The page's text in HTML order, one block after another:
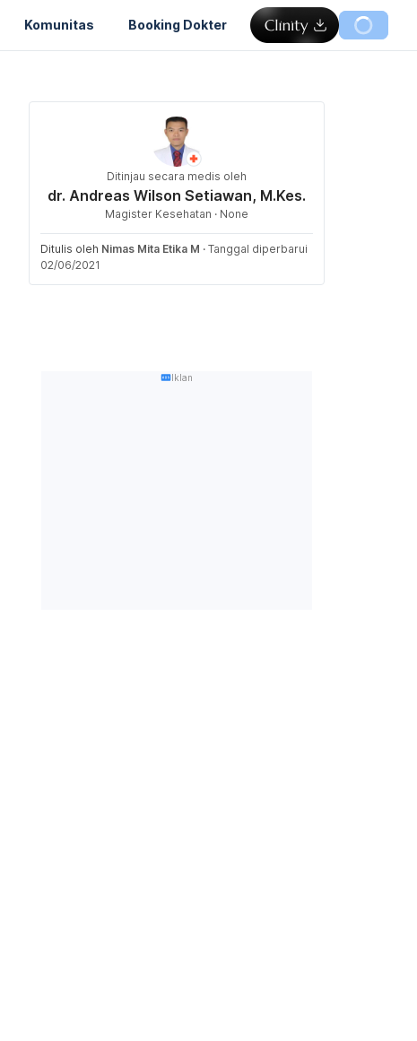
Komunitas Booking Dokter
Ditinjau secara medis oleh
dr. Andreas Wilson Setiawan, M.Kes.
Magister Kesehatan · None
Ditulis oleh Nimas Mita Etika M · Tanggal diperbarui
02/06/2021
Iklan